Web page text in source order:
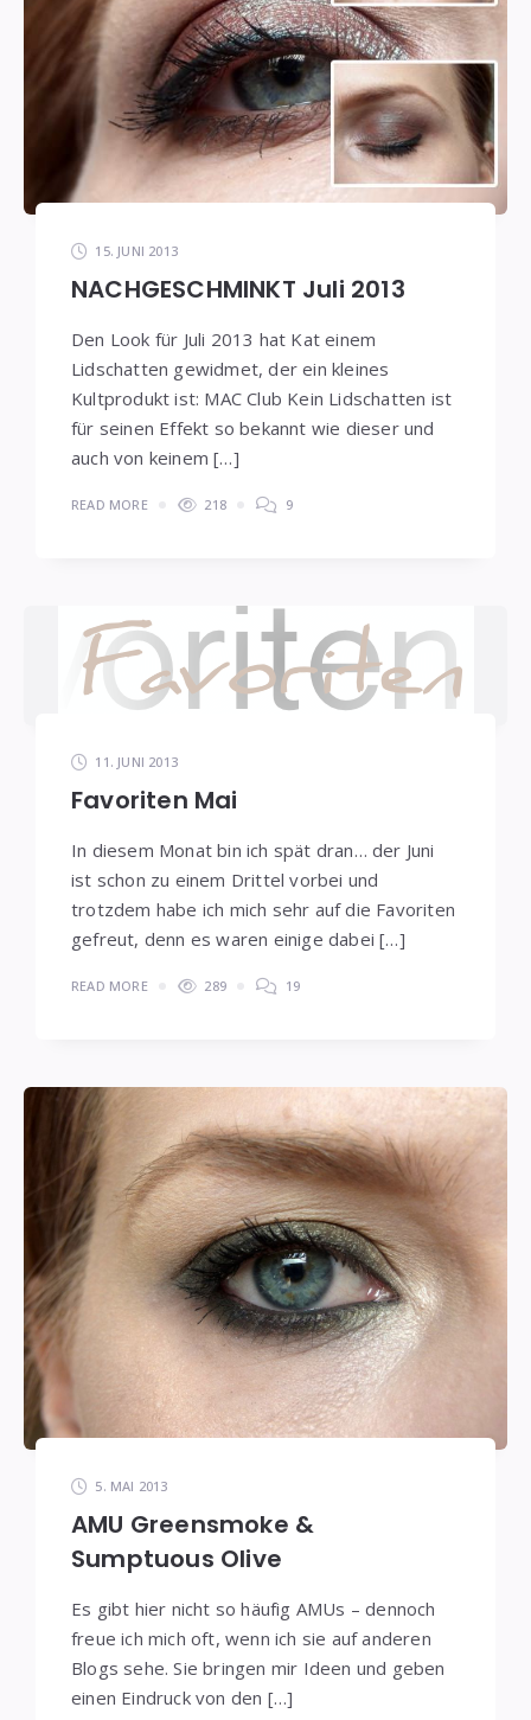
15. JUNI 2013
NACHGESCHMINKT Juli 2013
Den Look für Juli 2013 hat Kat einem
Lidschatten gewidmet, der ein kleines
Kultprodukt ist: MAC Club Kein Lidschatten ist
für seinen Effekt so bekannt wie dieser und
auch von keinem […]
READ MORE 218 9
11. JUNI 2013
Favoriten Mai
In diesem Monat bin ich spät dran… der Juni
ist schon zu einem Drittel vorbei und
trotzdem habe ich mich sehr auf die Favoriten
gefreut, denn es waren einige dabei […]
READ MORE 289 19
5. MAI 2013
AMU Greensmoke &
Sumptuous Olive
Es gibt hier nicht so häufig AMUs – dennoch
freue ich mich oft, wenn ich sie auf anderen
Blogs sehe. Sie bringen mir Ideen und geben
einen Eindruck von den […]